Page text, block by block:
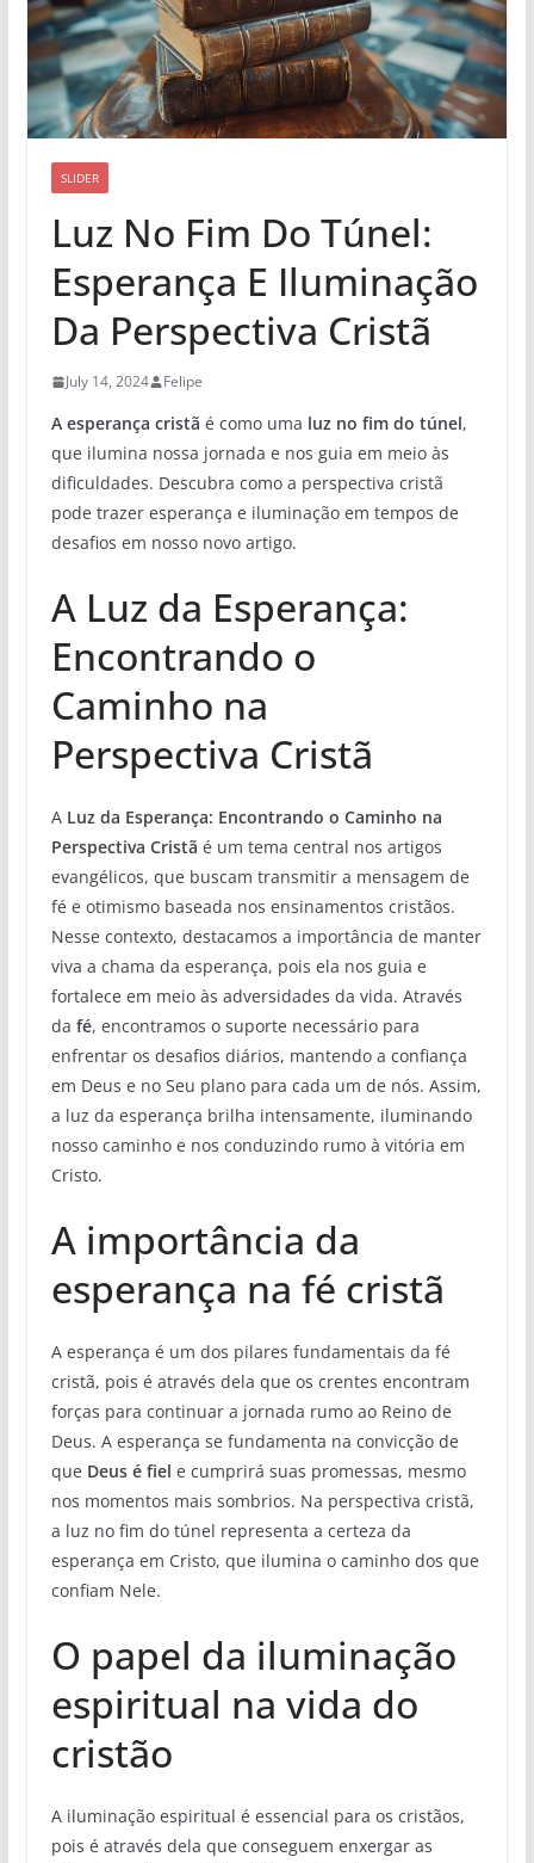
SLIDER
Luz No Fim Do Túnel:
Esperança E Iluminação
Da Perspectiva Cristã
July 14, 2024 Felipe
A esperança cristã é como uma luz no fim do túnel,
que ilumina nossa jornada e nos guia em meio às
dificuldades. Descubra como a perspectiva cristã
pode trazer esperança e iluminação em tempos de
desafios em nosso novo artigo.
A Luz da Esperança:
Encontrando o
Caminho na
Perspectiva Cristã
A Luz da Esperança: Encontrando o Caminho na
Perspectiva Cristã é um tema central nos artigos
evangélicos, que buscam transmitir a mensagem de
fé e otimismo baseada nos ensinamentos cristãos.
Nesse contexto, destacamos a importância de manter
viva a chama da esperança, pois ela nos guia e
fortalece em meio às adversidades da vida. Através
da fé, encontramos o suporte necessário para
enfrentar os desafios diários, mantendo a confiança
em Deus e no Seu plano para cada um de nós. Assim,
a luz da esperança brilha intensamente, iluminando
nosso caminho e nos conduzindo rumo à vitória em
Cristo.
A importância da
esperança na fé cristã
A esperança é um dos pilares fundamentais da fé
cristã, pois é através dela que os crentes encontram
forças para continuar a jornada rumo ao Reino de
Deus. A esperança se fundamenta na convicção de
que Deus é fiel e cumprirá suas promessas, mesmo
nos momentos mais sombrios. Na perspectiva cristã,
a luz no fim do túnel representa a certeza da
esperança em Cristo, que ilumina o caminho dos que
confiam Nele.
O papel da iluminação
espiritual na vida do
cristão
A iluminação espiritual é essencial para os cristãos,
pois é através dela que conseguem enxergar as